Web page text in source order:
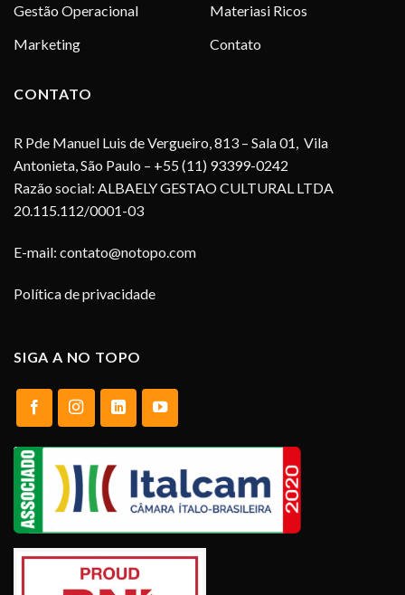
Gestão Operacional
Marketing
Materiasi Ricos
Contato
CONTATO
R Pde Manuel Luis de Vergueiro, 813 – Sala 01, Vila
Antonieta, São Paulo – +55 (11) 93399-0242
Razão social: ALBAELY GESTAO CULTURAL LTDA
20.115.112/0001-03
E-mail: contato@notopo.com
Política de privacidade
SIGA A NO TOPO